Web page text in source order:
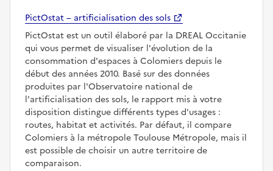
PictOstat – artificialisation des sols
PictOstat est un outil élaboré par la DREAL Occitanie
qui vous permet de visualiser l'évolution de la
consommation d'espaces à Colomiers depuis le
début des années 2010. Basé sur des données
produites par l'Observatoire national de
l'artificialisation des sols, le rapport mis à votre
disposition distingue différents types d'usages :
routes, habitat et activités. Par défaut, il compare
Colomiers à la métropole Toulouse Métropole, mais il
est possible de choisir un autre territoire de
comparaison.